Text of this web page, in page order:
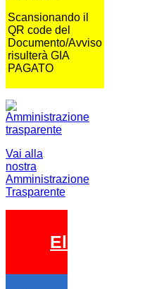
Scansionando il
QR code del
Documento/Avviso
risulterà GIA
PAGATO
Vai alla
nostra
Amministrazione
Trasparente
Elezioni 2026